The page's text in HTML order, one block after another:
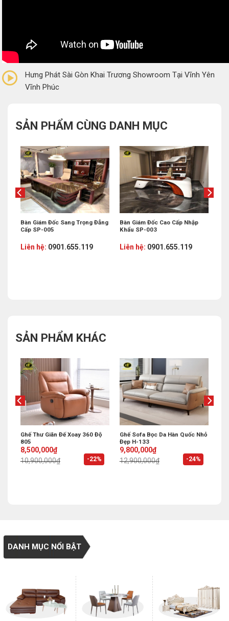
(0 Reviews)
Hưng Phát Sài Gòn Khai Trương Showroom Tại Vĩnh Yên
Vĩnh Phúc
SẢN PHẨM CÙNG DANH MỤC
Bàn Giám Đốc Sang Trọng Đẳng
Cấp SP-005
Liên hệ: 0901.655.119
Bàn Giám Đốc Cao Cấp Nhập
Khẩu SP-003
Liên hệ: 0901.655.119
SẢN PHẨM KHÁC
-22%
Ghế Thư Giãn Đế Xoay 360 Độ
805
10,900,000₫
Original
price
was:
8,500,000₫
Current
price
is:
-24%
Ghế Sofa Bọc Da Hàn Quốc Nhỏ
Đẹp H-133
12,900,000₫
Original
price
was:
9,800,000₫
Current
price
is:
DANH MỤC NỔI BẬT